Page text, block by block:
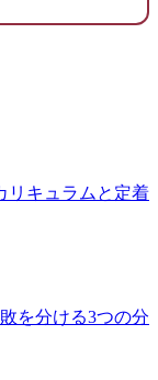
リキュラムと定着
を分ける3つの分